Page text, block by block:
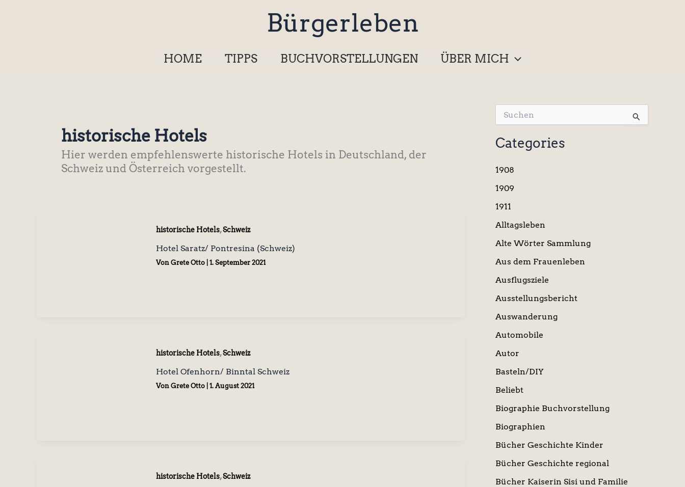
Bürgerleben
HOME TIPPS BUCHVORSTELLUNGEN ÜBER MICH
historische Hotels
Hier werden empfehlenswerte historische Hotels in Deutschland, der
Schweiz und Österreich vorgestellt.
historische Hotels,Schweiz
Hotel Saratz/ Pontresina (Schweiz)
Von Grete Otto 1. September 2021
historische Hotels,Schweiz
Hotel Ofenhorn/ Binntal Schweiz
Von Grete Otto 1. August 2021
historische Hotels,Schweiz
u
c
h
n
a
h
Categories
1908
1909
1911
Alltagsleben
Alte Wörter Sammlung
Aus dem Frauenleben
Ausflugsziele
Ausstellungsbericht
Auswanderung
Automobile
Autor
Basteln/DIY
Beliebt
Biographie Buchvorstellung
Biographien
Bücher Geschichte Kinder
Bücher Geschichte regional
Bücher Kaiserin Sisi und Familie